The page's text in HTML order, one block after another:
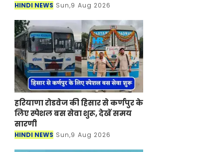
HINDI NEWS Sun,9 Aug 2026
हरियाणा रोडवेज की हिसार से कर्णपुर के
लिए स्पेशल बस सेवा शुरू, देखें समय
सारणी
HINDI NEWS Sun,9 Aug 2026